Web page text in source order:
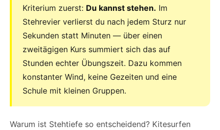
Kriterium zuerst: Du kannst stehen. Im
Stehrevier verlierst du nach jedem Sturz nur
Sekunden statt Minuten — über einen
zweitägigen Kurs summiert sich das auf
Stunden echter Übungszeit. Dazu kommen
konstanter Wind, keine Gezeiten und eine
Schule mit kleinen Gruppen.
Warum ist Stehtiefe so entscheidend? Kitesurfen